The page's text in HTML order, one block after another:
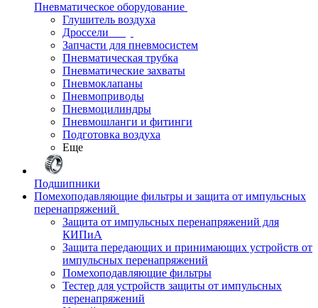
Пневматическое оборудование
Глушитель воздуха
Дроссели
Запчасти для пневмосистем
Пневматическая трубка
Пневматические захваты
Пневмоклапаны
Пневмоприводы
Пневмоцилиндры
Пневмошланги и фитинги
Подготовка воздуха
Еще
Подшипники
Помехоподавляющие фильтры и защита от импульсных
перенапряжений
Защита от импульсных перенапряжений для
КИПиА
Защита передающих и принимающих устройств от
импульсных перенапряжений
Помехоподавляющие фильтры
Тестер для устройств защиты от импульсных
перенапряжений